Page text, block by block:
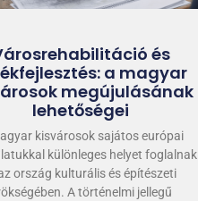
és
a magyar
megújulásának
lehetőségei
kisvárosok sajátos európai
különleges helyet foglalnak
ország kulturális és építészeti
A történelmi jellegű